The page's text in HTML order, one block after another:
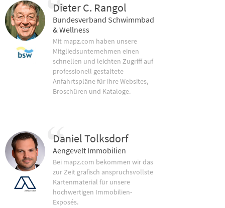
Dieter C. Rangol
Bundesverband Schwimmbad
& Wellness
Mit mapz.com haben unsere
Mitgliedsunternehmen einen
schnellen und leichten Zugriff auf
professionell gestaltete
Anfahrtspläne für ihre Websites,
Broschüren und Kataloge.
Daniel Tolksdorf
Aengevelt Immobilien
Bei mapz.com bekommen wir das
zur Zeit grafisch anspruchsvollste
Kartenmaterial für unsere
hochwertigen Immobilien-
Exposés.